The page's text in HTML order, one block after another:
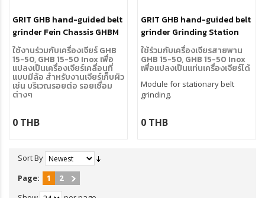
GRIT GHB hand-guided belt
grinder Fein Chassis GHBM
moibli
ใช้งานร่วมกับเครื่องเจียร์ GHB
15-50, GHB 15-50 Inox เพื่อ
แปลงเป็นเครื่องเจียร์เคลื่อนที่
แบบมีล้อ สำหรับงานเจียร์เก็บผิว
เช่น บริเวณรอยต่อ รอยเชื่อม
ต่างๆ
processing.
0 THB
GRIT GHB hand-guided belt
grinder Grinding Station
GHBD
ใช้ร่วมกับเครื่องเจียรสายพาน
GHB 15-50, GHB 15-50 Inox
เพื่อแปลงเป็นแท่นเครื่องเจียร์ได้
Module for stationary belt
grinding.
0 THB
Sort By
Page:
1
2